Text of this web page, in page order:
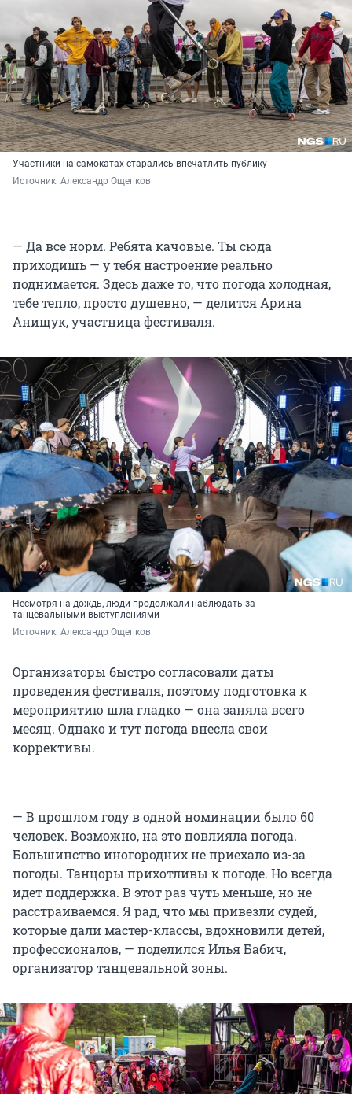
Участники на самокатах старались впечатлить публику
Источник: Александр Ощепков
— Да все норм. Ребята качовые. Ты сюда
приходишь — у тебя настроение реально
поднимается. Здесь даже то, что погода холодная,
тебе тепло, просто душевно, — делится Арина
Анищук, участница фестиваля.
Несмотря на дождь, люди продолжали наблюдать за
танцевальными выступлениями
Источник: Александр Ощепков
Организаторы быстро согласовали даты
проведения фестиваля, поэтому подготовка к
мероприятию шла гладко — она заняла всего
месяц. Однако и тут погода внесла свои
коррективы.
— В прошлом году в одной номинации было 60
человек. Возможно, на это повлияла погода.
Большинство иногородних не приехало из-за
погоды. Танцоры прихотливы к погоде. Но всегда
идет поддержка. В этот раз чуть меньше, но не
расстраиваемся. Я рад, что мы привезли судей,
которые дали мастер-классы, вдохновили детей,
профессионалов, — поделился Илья Бабич,
организатор танцевальной зоны.